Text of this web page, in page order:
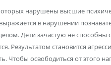
нарушены высшие
в нарушении
Дети зачастую не способны
Результатом становится
Чтобы освободиться от этого